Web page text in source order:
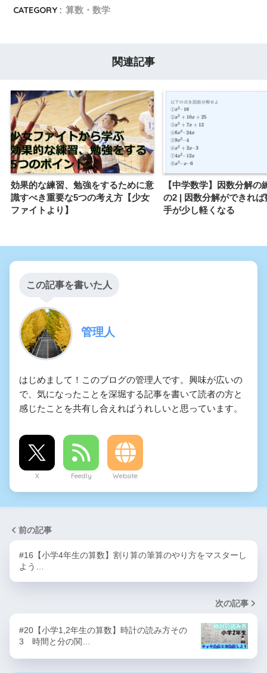
CATEGORY : 算数・数学
関連記事
効果的な練習、勉強をするために意
識すべき重要な5つの考え方【少女
ファイトより】
【中学数学】因数分解の
の2 | 因数分解ができれば
手が少し軽くなる
この記事を書いた人
管理人
はじめまして！このブログの管理人です。興味が広いの
で、気になったことを深堀する記事を書いて読者の方と
感じたことを共有し合えればうれしいと思っています。
X Feedly Website
前の記事
#16【小学4年生の算数】割り算の筆算のやり方をマスターし
よう…
次の記事
#20【小学1,2年生の算数】時計の読み方その
3 時間と分の関…